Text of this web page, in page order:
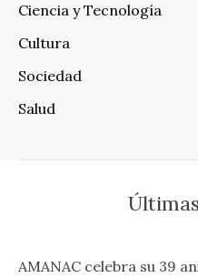
Ciencia y Tecnología
Cultura
Sociedad
Salud
AMANAC celebra su 39